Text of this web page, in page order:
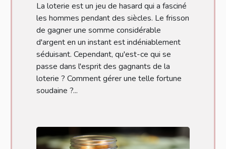
La loterie est un jeu de hasard qui a fasciné
les hommes pendant des siècles. Le frisson
de gagner une somme considérable
d'argent en un instant est indéniablement
séduisant. Cependant, qu'est-ce qui se
passe dans l'esprit des gagnants de la
loterie ? Comment gérer une telle fortune
soudaine ?...